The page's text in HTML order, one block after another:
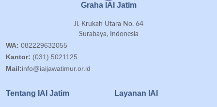
Graha IAI Jatim
Jl. Krukah Utara No. 64
Surabaya, Indonesia
WA: 082229632055
Kantor: (031) 5021125
Mail:info@iaijawatimur.or.id
Tentang IAI Jatim Layanan IAI